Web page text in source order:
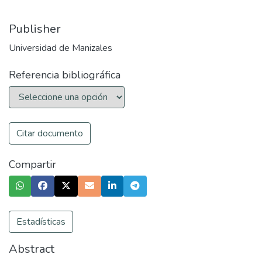
Publisher
Universidad de Manizales
Referencia bibliográfica
Citar documento
Compartir
Estadísticas
Abstract